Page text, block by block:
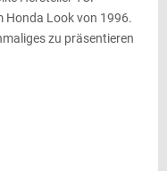
Honda Look von 1996.
zu präsentieren